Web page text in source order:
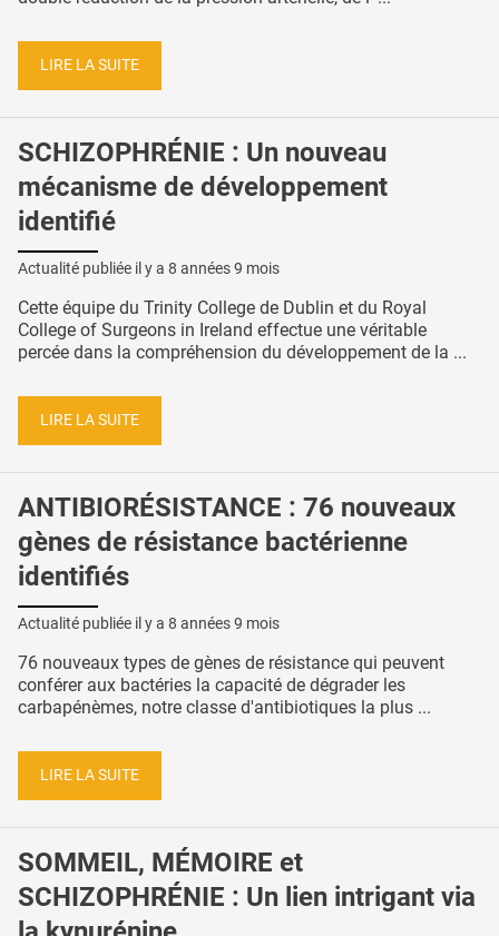
LIRE LA SUITE
SCHIZOPHRÉNIE : Un nouveau
mécanisme de développement
identifié
Actualité publiée il y a 8 années 9 mois
Cette équipe du Trinity College de Dublin et du Royal
College of Surgeons in Ireland effectue une véritable
percée dans la compréhension du développement de la ...
LIRE LA SUITE
ANTIBIORÉSISTANCE : 76 nouveaux
gènes de résistance bactérienne
identifiés
Actualité publiée il y a 8 années 9 mois
76 nouveaux types de gènes de résistance qui peuvent
conférer aux bactéries la capacité de dégrader les
carbapénèmes, notre classe d'antibiotiques la plus ...
LIRE LA SUITE
SOMMEIL, MÉMOIRE et
SCHIZOPHRÉNIE : Un lien intrigant via